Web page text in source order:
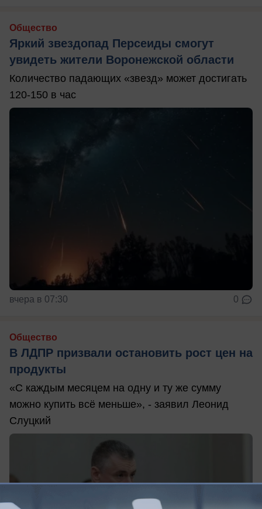
Общество
Яркий звездопад Персеиды смогут
увидеть жители Воронежской области
Количество падающих «звезд» может достигать
120-150 в час
вчера в 07:30 0
Общество
В ЛДПР призвали остановить рост цен на
продукты
«С каждым месяцем на одну и ту же сумму
можно купить всё меньше», - заявил Леонид
Слуцкий